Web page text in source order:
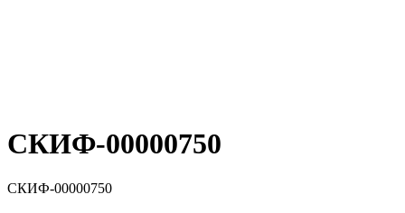
СКИФ-00000750
СКИФ-00000750